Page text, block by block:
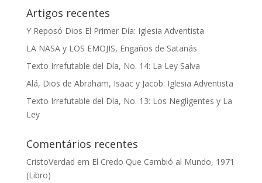
Artigos recentes
Y Reposó Dios El Primer Día: Iglesia Adventista
LA NASA y LOS EMOJIS, Engaños de Satanás
Texto Irrefutable del Día, No. 14: La Ley Salva
Alá, Dios de Abraham, Isaac y Jacob: Iglesia Adventista
Texto Irrefutable del Día, No. 13: Los Negligentes y La
Ley
Comentários recentes
CristoVerdad em El Credo Que Cambió al Mundo, 1971
(Libro)